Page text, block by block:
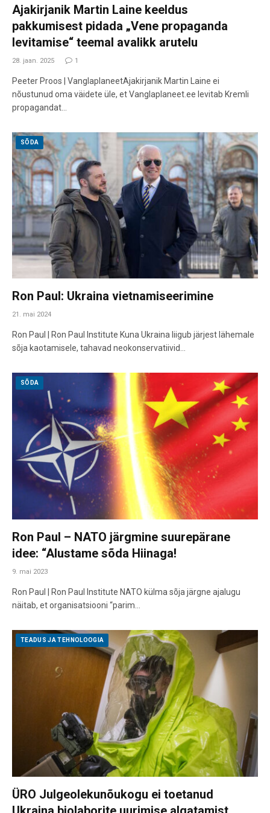
Ajakirjanik Martin Laine keeldus
pakkumisest pidada „Vene propaganda
levitamise“ teemal avalikk arutelu
28. jaan. 2025 1
Peeter Proos | VanglaplaneetAjakirjanik Martin Laine ei
nõustunud oma väidete üle, et Vanglaplaneet.ee levitab Kremli
propagandat…
SÕDA
Ron Paul: Ukraina vietnamiseerimine
21. mai 2024
Ron Paul | Ron Paul Institute Kuna Ukraina liigub järjest lähemale
sõja kaotamisele, tahavad neokonservatiivid…
SÕDA
Ron Paul – NATO järgmine suurepärane
idee: “Alustame sõda Hiinaga!
9. mai 2023
Ron Paul | Ron Paul Institute NATO külma sõja järgne ajalugu
näitab, et organisatsiooni “parim…
TEADUS JA TEHNOLOOGIA
ÜRO Julgeolekunõukogu ei toetanud